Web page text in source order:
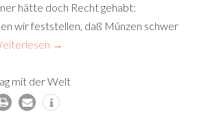
hätte doch Recht gehabt:
wir feststellen, daß Münzen schwer
→
mit der Welt